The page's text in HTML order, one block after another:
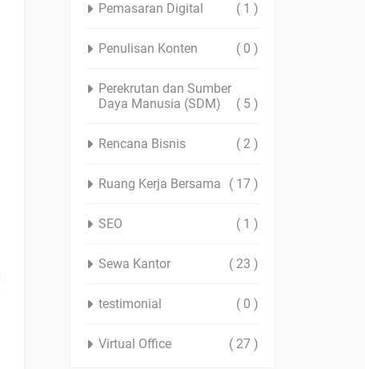
Pemasaran Digital ( 1 )
Penulisan Konten ( 0 )
Perekrutan dan Sumber
Daya Manusia (SDM)
( 5 )
Rencana Bisnis ( 2 )
Ruang Kerja Bersama ( 17 )
SEO ( 1 )
Sewa Kantor ( 23 )
testimonial ( 0 )
Virtual Office ( 27 )